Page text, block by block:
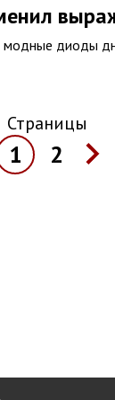
диоды
Страницы
1 2